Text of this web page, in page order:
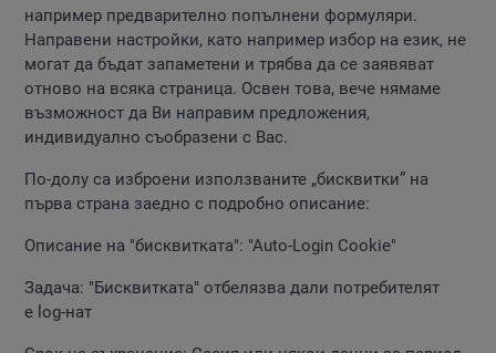
например предварително попълнени формуляри.
Направени настройки, като например избор на език, не
могат да бъдат запаметени и трябва да се заявяват
отново на всяка страница. Освен това, вече нямаме
възможност да Ви направим предложения,
индивидуално съобразени с Вас.
По-долу са изброени използваните „бисквитки” на
първа страна заедно с подробно описание:
Описание на "бисквитката": "Аuto-Login Cookie"
Задача: "Бисквитката" отбелязва дали потребителят
е log-нат